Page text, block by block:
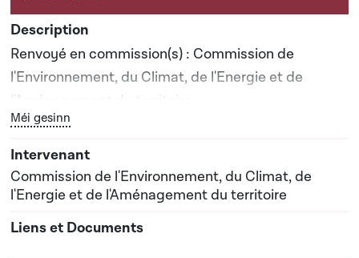
Renvoyé en commission(s) : Commission de
l'Environnement, du Climat, de l'Energie et de
l'Aménagement du territoire
Date prévisionnelle du rapport de commission : 10-
05-2021
Bouton graphique servant à afficher ou cacher tous les
Méi gesinn
Commission de l'Environnement, du Climat, de
l'Energie et de l'Aménagement du territoire